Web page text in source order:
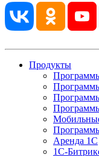
Продукты
Аренда 1С
1С-